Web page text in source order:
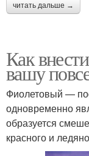
читать дальше →
Как
вашу
Фиолетовый —
одновременно
образуется
красного и